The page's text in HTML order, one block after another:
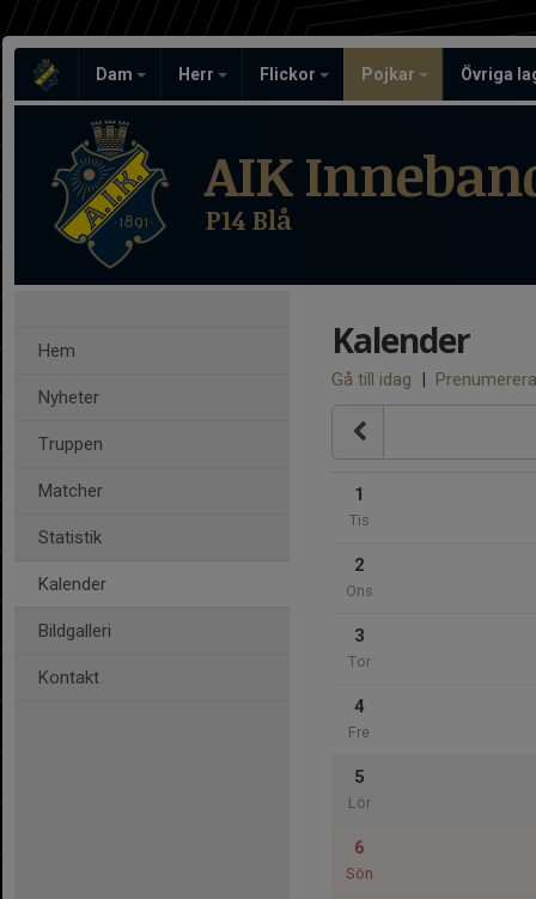
Dam Herr Flickor Pojkar Övriga
AIK
P14 Blå
Hem
Nyheter
Truppen
Matcher
Statistik
Kalender
Bildgalleri
Kontakt
Kalender
Gå till idag | Prenumerera
1
Tis
2
Ons
3
Tor
4
Fre
5
Lör
6
Sön